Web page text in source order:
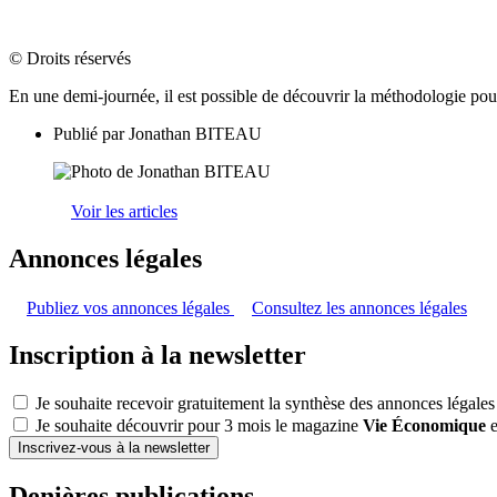
© Droits réservés
En une demi-journée, il est possible de découvrir la méthodologie
Publié parJonathan BITEAU
Voir les articles
Annonces légales
Publiez vos annonces légales Consultez les annonces légales
Inscription à la newsletter
Je souhaite recevoir gratuitement la synthèse des annonces
Je souhaite découvrir pour 3 mois le magazine Vie Économique
Inscrivez-vous à la newsletter